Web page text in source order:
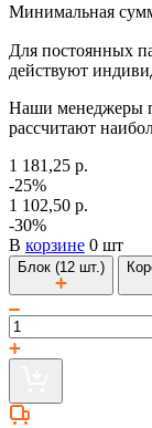
Минимальная
Для постоянных
действуют
Наши менеджеры
рассчитают
1 181,25 р.
-25%
1 102,50 р.
-30%
В корзине 0 шт
Блок (12 шт.)